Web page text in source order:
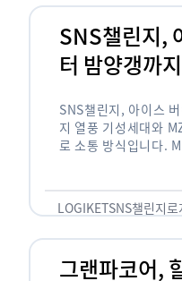
SNS챌린지,
터 밤양갱까
SNS챌린지, 아이스
지 열풍 기성세대와
로 소통 방식입니다.
도 능숙한 …
LOGIKETSNS챌린지로
그랜파코어,